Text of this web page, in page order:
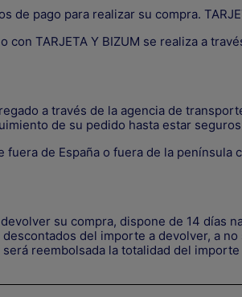
de pago para realizar su compra.
con TARJETA Y BIZUM se realiza a
a través de la agencia de
de su pedido hasta estar
fuera de España o fuera de la península
su compra, dispone de 14 días
del importe a devolver, a
reembolsada la totalidad del importe